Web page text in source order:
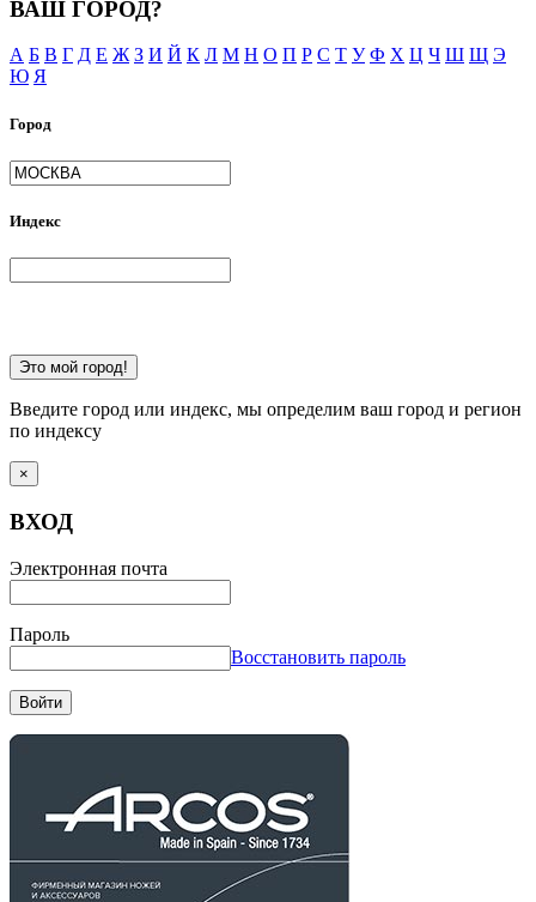
ВАШ ГОРОД?
А Б В Г Д Е Ж З И Й К Л М Н О П Р С Т У Ф Х Ц Ч Ш Щ Э
Ю Я
Город
Индекс
Это мой город!
Введите город или индекс, мы определим ваш город и регион
по индексу
×
ВХОД
Электронная почта
Пароль
Восстановить пароль
Войти